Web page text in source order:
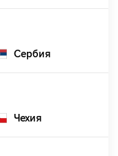
Сербия
Чехия